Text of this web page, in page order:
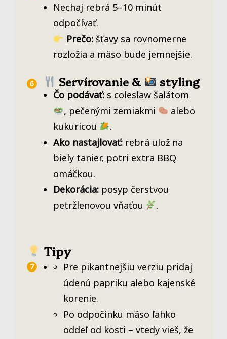
Nechaj rebrá 5–10 minút
odpočívať.
Prečo:šťavy sa rovnomerne
rozložia a mäso bude jemnejšie.
Servírovanie & styling
Čo podávať: s coleslaw šalátom
, pečenými zemiakmi
alebo
kukuricou
.
Ako nastajlovať: rebrá ulož na
biely tanier, potri extra BBQ
omáčkou.
Dekorácia: posyp čerstvou
petržlenovou vňaťou
.
Tipy
Pre pikantnejšiu verziu pridaj
údenú papriku alebo kajenské
korenie.
Po odpočinku mäso ľahko
oddeľ od kosti – vtedy vieš, že